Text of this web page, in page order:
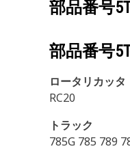
部品番号
部品番号
ロータリカッタ
RC20
トラック
785G 785 789